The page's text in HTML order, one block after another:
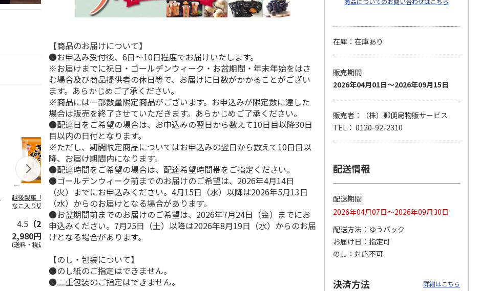
越後製菓「生一番き
なこ入り切り餅」
4.5 （2）
2,980円
(送料・税込)
越後製菓「よもぎも
ち きねつき」
450g×10袋
5.0（1）
4,680円
ゴールドラッシュ＆
ピュアホワイト
わくわくロス野菜パ
回】
3.3（3）
ＪＡあきた湖東のえ
4.8（10）
越後製菓「クッキン
袋
5.0
（1）
4,380円
(送料・税込)
ｌｉｔｙ 干し芋
【商品のお届けについて】
●お申込み受付後、6日～10日程度でお届けいたします。
※お届けまでに祝日・ゴールデンウィーク・お盆期間・年末年始をはさ
む場合及び商品提供者の休日等で、お届けに日数がかかることがござい
ます。あらかじめご了承ください。
※商品には一部数量限定商品がございます。お申込みが限定数に達した
場合は販売を終了させていただきます。あらかじめご了承ください。
●配達日をご希望の場合は、お申込みの翌日から数えて10日目以降30日
目以内の日付となります。
※ただし、期間限定商品についてはお申込みの翌日から数えて10日目以
降、お届け期間内になります。
●配達時間をご希望の場合は、配達希望時間帯をご指定ください。
●ゴールデンウィーク前までのお届けのご希望は、2026年4月14日
（火）までにお申込みください。4月15日（水）以降は2026年5月13日
（水）からのお届けとなる場合があります。
●お盆期間前までのお届けのご希望は、2026年7月24日（金）までにお
申込みください。7月25日（土）以降は2026年8月19日（水）からのお届
けとなる場合があります。
【のし・包装について】
●のし紙のご指定はできません。
●二重包装のご指定はできません。
在庫：在庫あり
販売期間
2026年04月01日～2026年09月15日
販売者：（株）郵便局物販サービス
TEL： 0120-92-2310
配送情報
配送期間
2026年04月07日～2026年09月30日
配送方法
ゆうパック
お届け日
指定可
のし
対応不可
決済方法 詳細はこちら